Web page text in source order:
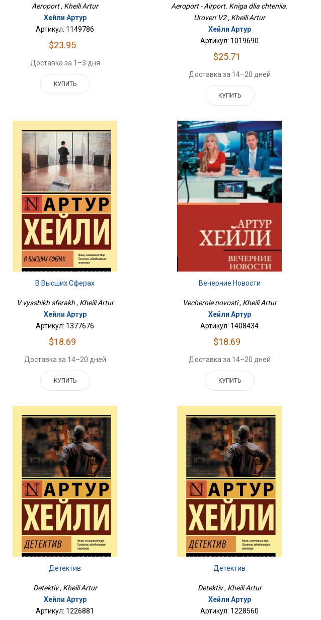
Aeroport , Kheili Artur
Хейли Артур
Артикул: 1149786
$23.95
Доставка за 1–3 дня
КУПИТЬ
Aeroport - Airport. Kniga dlia chteniia.
Uroven' V2 , Kheili Artur
Хейли Артур
Артикул: 1019690
$25.71
Доставка за 14–20 дней
КУПИТЬ
В Высших Сферах
V vysshikh sferakh , Kheili Artur
Хейли Артур
Артикул: 1377676
$18.69
Доставка за 14–20 дней
КУПИТЬ
Вечерние Новости
Vechernie novosti , Kheili Artur
Хейли Артур
Артикул: 1408434
$18.69
Доставка за 14–20 дней
КУПИТЬ
Детектив
Detektiv , Kheili Artur
Хейли Артур
Артикул: 1226881
Детектив
Detektiv , Kheili Artur
Хейли Артур
Артикул: 1228560